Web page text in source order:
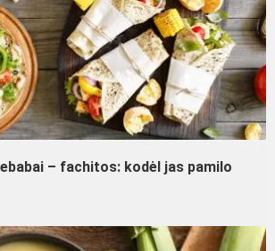
– fachitos: kodėl jas pamilo